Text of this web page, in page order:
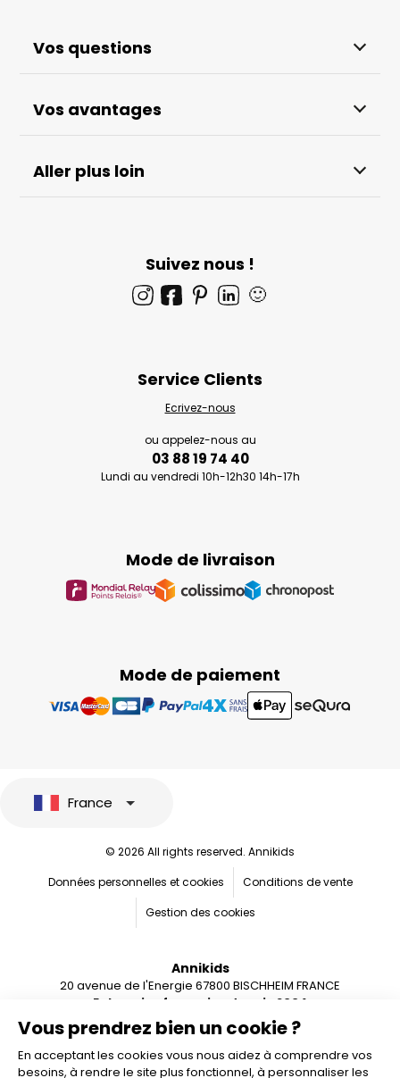
Vos questions
Vos avantages
Aller plus loin
Suivez nous !
🙂
Mode de paiement
Mode de livraison
Service Clients
Ecrivez-nous
ou appelez-nous au
03 88 19 74 40
Lundi au vendredi 10h-12h30 14h-17h
Vous prendrez bien un cookie ?
En acceptant les cookies vous nous aidez à comprendre vos
besoins, à rendre le site plus fonctionnel, à personnaliser les
France
© 2026 All rights reserved. Annikids
Données personnelles et cookies
Conditions de vente
Gestion des cookies
Annikids
20 avenue de l'Energie 67800 BISCHHEIM FRANCE
Entreprise française depuis 2004